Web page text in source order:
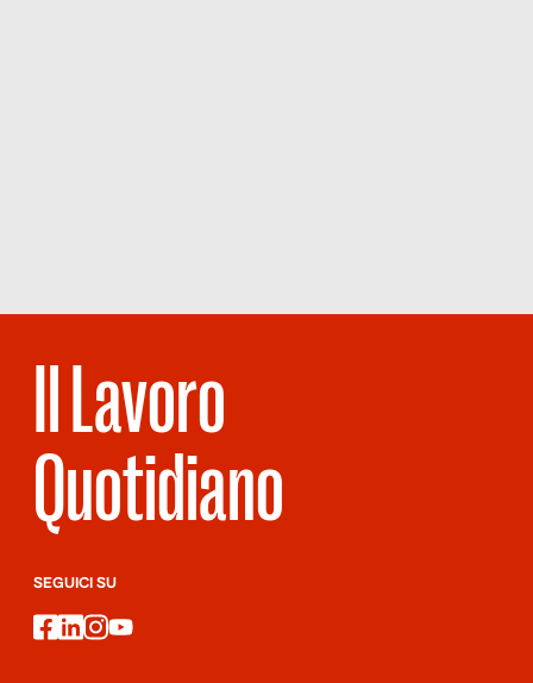
Il Lavoro
Quotidiano
SEGUICI SU
facebook
linkedin
instagram
youtube